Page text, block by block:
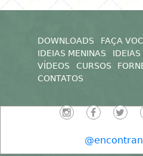
DOWNLOADS FAÇA
IDEIAS MENINAS
IDEIAS
VÍDEOS
CURSOS
CONTATOS